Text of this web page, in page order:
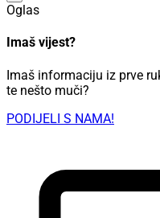
Oglas
Imaš vijest?
Imaš informaciju iz prve
te nešto muči?
PODIJELI S NAMA!